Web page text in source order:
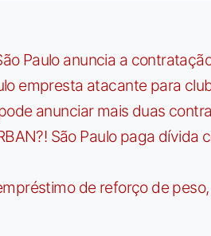
Paulo anuncia a
empresta atacante para
anunciar mais duas
São Paulo paga
de reforço de